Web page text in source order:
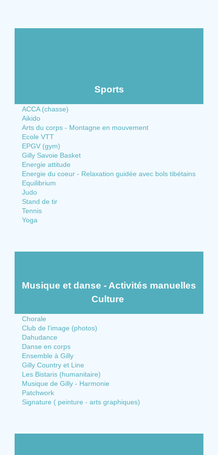
Sports
ACCA (chasse)
Aikido
Arts du corps - Montagne en mouvement
Ecole VTT
EPGV (gym)
Gilly Savoie Basket
Energie attitude
Energie du coeur - Relaxation guidée avec bols tibétains
Equilibrium
Judo
Stand de tir
Tennis
Yoga
Musique et danse - Activités manuelles
Culture
Chorale
Club de l'image (photos)
Dahudance
Danse en corps
Ensemble à Gilly
Gilly Country et Line
Les Bistaris (humanitaire)
Musique de Gilly - Harmonie
Patchwork
Signature ( peinture - arts graphiques)